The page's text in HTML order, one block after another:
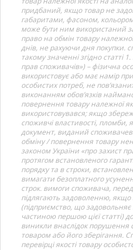
придбаний, якщо товар не
габаритами, фасоном,
може бути ним використаний
право на обмін товару
днів, не рахуючи дня покупки.
такому значенні згідно статті
прав споживачів») – фізична
використовує або має намір
особистих потреб, не
виконанням обов’язків
повернення товару належної
використовувався; якщо
споживчі властивості, пломби,
документ, виданий
обміну / повернення товару
законом України «про захист
протягом встановленого
порядку та в строки,
вимагати безоплатного
строк. вимоги споживача,
підлягають задоволенню,
(підприємство, що
частиною першою цієї статті)
виникли внаслідок
товаром або його зберігання.
перевірці якості товару